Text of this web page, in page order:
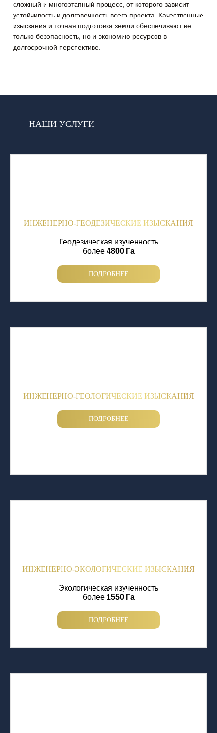
сложный и многоэтапный процесс, от которого зависит
устойчивость и долговечность всего проекта. Качественные
изыскания и точная подготовка земли обеспечивают не
только безопасность, но и экономию ресурсов в
долгосрочной перспективе.
НАШИ УСЛУГИ
ИНЖЕНЕРНО-ГЕОДЕЗИЧЕСКИЕ ИЗЫСКАНИЯ
Геодезическая изученность
более 4800 Га
ПОДРОБНЕЕ
ИНЖЕНЕРНО-ГЕОЛОГИЧЕСКИЕ ИЗЫСКАНИЯ
ПОДРОБНЕЕ
ИНЖЕНЕРНО-ЭКОЛОГИЧЕСКИЕ ИЗЫСКАНИЯ
Экологическая изученность
более 1550 Га
ПОДРОБНЕЕ